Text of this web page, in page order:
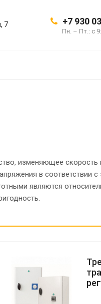
+7 930
Пн. – Пт.: с
7
изменяющее скорость
в соответствии
являются